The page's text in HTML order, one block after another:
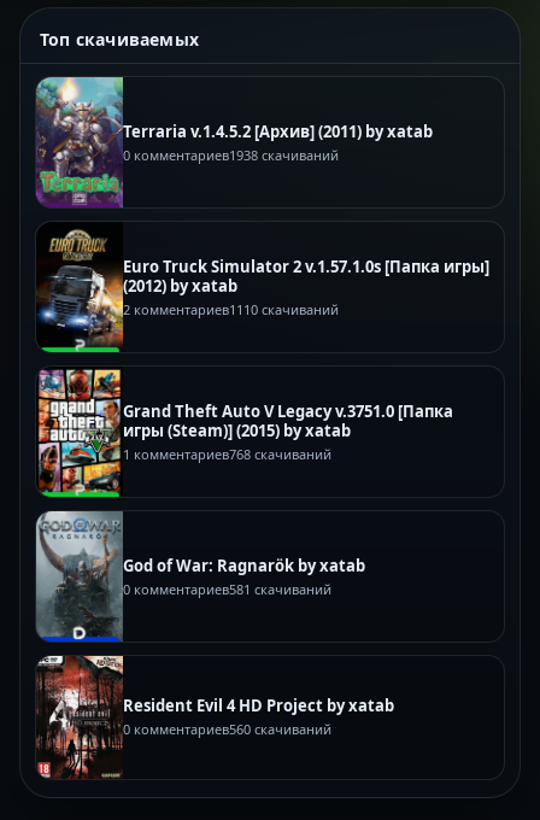
Топ скачиваемых
Terraria v.1.4.5.2 [Архив] (2011) by xatab
0 комментариев1938 скачиваний
Euro Truck Simulator 2 v.1.57.1.0s [Папка игры]
(2012) by xatab
2 комментариев1110 скачиваний
Grand Theft Auto V Legacy v.3751.0 [Папка
игры (Steam)] (2015) by xatab
1 комментариев768 скачиваний
God of War: Ragnarök by xatab
0 комментариев581 скачиваний
Resident Evil 4 HD Project by xatab
0 комментариев560 скачиваний